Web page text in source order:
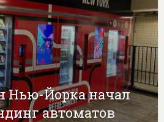
Нью-Йорка начал
автоматов